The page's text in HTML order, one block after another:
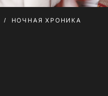
НОЧНАЯ ХРОНИКА